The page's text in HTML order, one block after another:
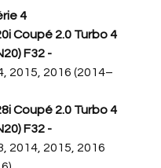
4
Coupé 2.0 Turbo 4
F32 -
2015, 2016 (2014–
Coupé 2.0 Turbo 4
F32 -
2014, 2015, 2016